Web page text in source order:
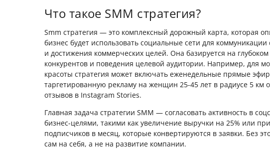
Что такое SMM стратегия?
Smm стратегия — это комплексный дорожный карта, которая
бизнес будет использовать социальные сети для коммуникации
и достижения коммерческих целей. Она базируется на
конкурентов и поведения целевой аудитории. Например, для
красоты стратегия может включать еженедельные прямые
таргетированную рекламу на женщин 25-45 лет в радиусе 5 км
отзывов в Instagram Stories.
Главная задача стратегии SMM — согласовать активность в
бизнес-целями, такими как увеличение выручки на 25% или
подписчиков в месяц, которые конвертируются в заявки. Без
сам на себя, а не на развитие компании.